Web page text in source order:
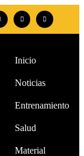
Inicio
Noticias
Entrenamiento
Salud
Material